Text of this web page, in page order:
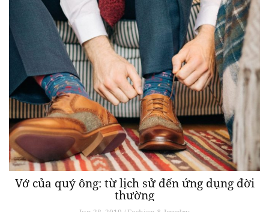
Vớ của quý ông: từ lịch sử đến ứng dụng đời
thường